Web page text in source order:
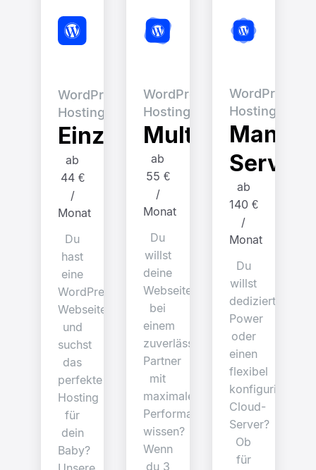
WordPress
Hosting
Einzeltarife​
ab
44 €
/
Monat
Du
hast
eine
WordPress-
Webseite
und
suchst
das
perfekte
Hosting
für
dein
Baby?
WordPress
Hosting
Multitarife​
ab
55 €
/
Monat
Du
willst
deine
Webseiten
bei
einem
zuverlässigen
Partner
mit
maximaler
Performance
wissen?
Wenn
du 3
WordPress
Hosting
Server
ab
140 €
/
Monat
Du
willst
dedizierte
Power
oder
einen
flexibel
Cloud-
Server?
Ob
für